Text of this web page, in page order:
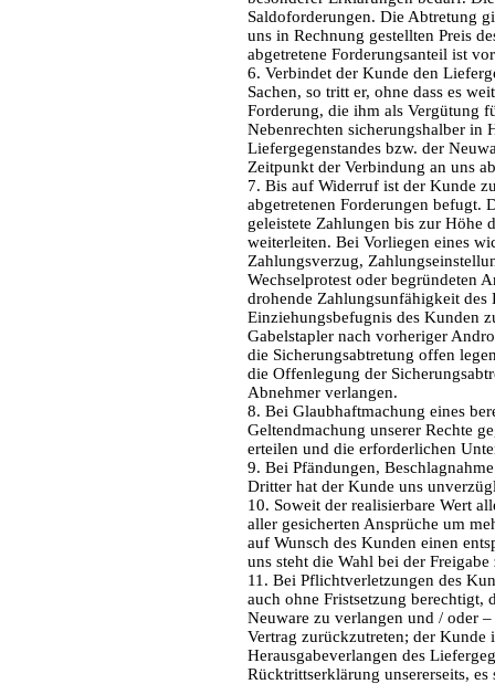
Saldoforderungen. Die Abtretung
uns in Rechnung gestellten Preis
abgetretene Forderungsanteil ist
6. Verbindet der Kunde den
Sachen, so tritt er, ohne dass es
Forderung, die ihm als Vergütung
Nebenrechten sicherungshalber in
Liefergegenstandes bzw. der
Zeitpunkt der Verbindung an uns
7. Bis auf Widerruf ist der Kunde
abgetretenen Forderungen befugt.
geleistete Zahlungen bis zur Höhe
weiterleiten. Bei Vorliegen eines
Zahlungsverzug,
Wechselprotest oder begründeten
drohende Zahlungsunfähigkeit
Einziehungsbefugnis des Kunden
Gabelstapler nach vorheriger
die Sicherungsabtretung offen
die Offenlegung der
Abnehmer verlangen.
8. Bei Glaubhaftmachung eines
Geltendmachung unserer Rechte
erteilen und die erforderlichen
9. Bei Pfändungen,
Dritter hat der Kunde uns
10. Soweit der realisierbare Wert
aller gesicherten Ansprüche um
auf Wunsch des Kunden einen
uns steht die Wahl bei der
11. Bei Pflichtverletzungen des
auch ohne Fristsetzung berechtigt,
Neuware zu verlangen und / oder
Vertrag zurückzutreten; der
Herausgabeverlangen des
Rücktrittserklärung unsererseits,